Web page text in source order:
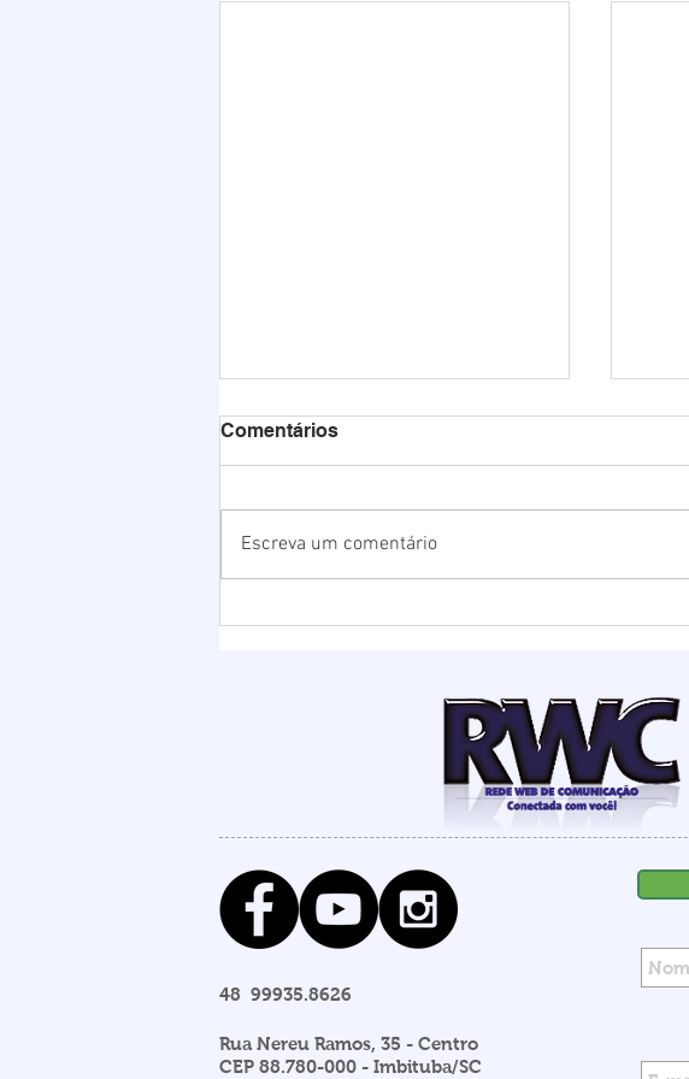
Comentários
Escreva um comentário
Rua Nereu Ramos, 35 - Centro
CEP 88.780-000 - Imbituba/SC
48 99935.8626